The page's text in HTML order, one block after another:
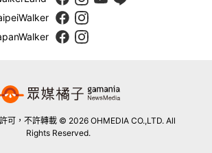
可，不許轉載 © 2026 OHMEDIA CO.,LTD. All
Rights Reserved.